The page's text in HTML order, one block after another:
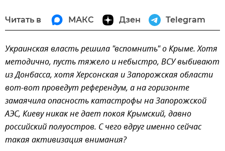
Читать в МАКС Дзен Telegram
Украинская власть решила "вспомнить" о Крыме. Хотя
методично, пусть тяжело и небыстро, ВСУ выбивают
из Донбасса, хотя Херсонская и Запорожская области
вот-вот проведут референдум, а на горизонте
замаячила опасность катастрофы на Запорожской
АЭС, Киеву никак не дает покоя Крымский, давно
российский полуостров. С чего вдруг именно сейчас
такая активизация внимания?